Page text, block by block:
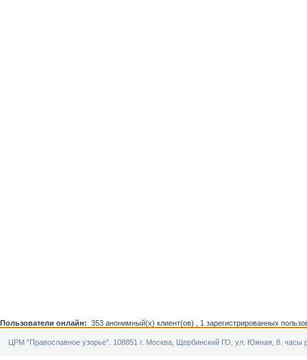
Пользователи онлайн: 353 анонимный(х) клиент(ов) , 1 зарегистрированных
ЦРМ "Православное узорье". 108851 г. Москва, Щербинский ГО, ул. Южная, 8. часы